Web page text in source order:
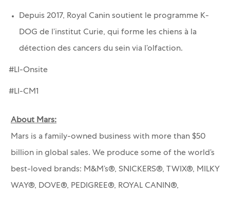
Depuis 2017, Royal Canin soutient le programme K-
DOG de l’institut Curie, qui forme les chiens à la
détection des cancers du sein via l’olfaction.
#LI-Onsite
#LI-CM1
About Mars:
Mars is a family-owned business with more than $50
billion in global sales. We produce some of the world’s
best-loved brands: M&M’s®, SNICKERS®, TWIX®, MILKY
WAY®, DOVE®, PEDIGREE®, ROYAL CANIN®,